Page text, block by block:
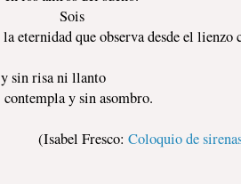
Sois
la eternidad que observa desde el lienzo
y sin risa ni llanto
contempla y sin asombro.
(Isabel Fresco: Coloquio de